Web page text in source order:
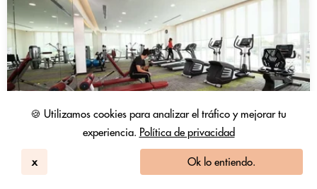
🍪 Utilizamos cookies para analizar el tráfico y mejorar tu
experiencia. Política de privacidad
x Ok lo entiendo.